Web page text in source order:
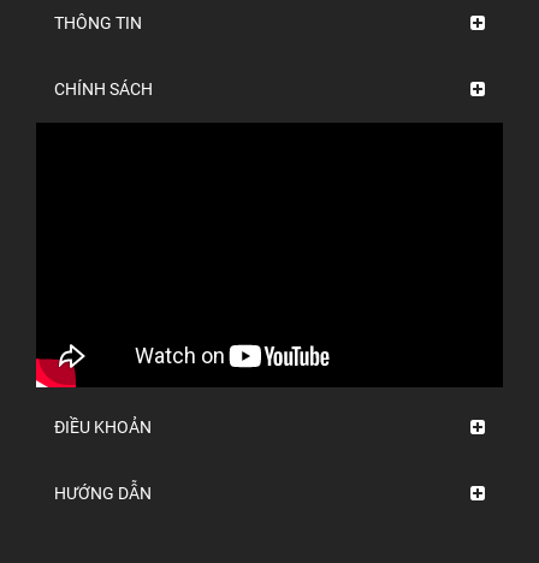
THÔNG TIN
CHÍNH SÁCH
ĐIỀU KHOẢN
HƯỚNG DẪN